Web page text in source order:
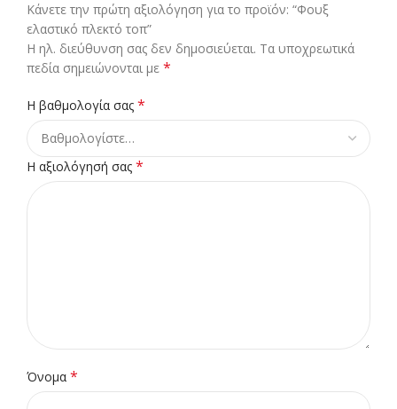
Κάνετε την πρώτη αξιολόγηση για το προϊόν: “Φουξ
ελαστικό πλεκτό τοπ”
Η ηλ. διεύθυνση σας δεν δημοσιεύεται. Τα υποχρεωτικά
πεδία σημειώνονται με *
Η βαθμολογία σας *
Η αξιολόγησή σας *
Όνομα *